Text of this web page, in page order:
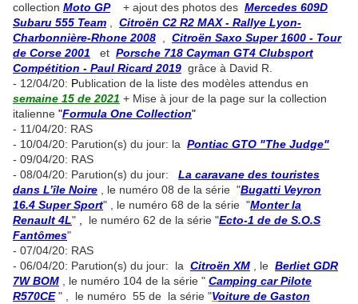
collection Moto GP+ ajout des photos des Mercedes 609D
Subaru 555 Team
Citroën C2 R2 MAX - Rallye Lyon-
Charbonnière-Rhone 2008
Citroën Saxo Super 1600 - Tour
de Corse 2001 et Porsche 718 Cayman GT4 Clubsport
Compétition - Paul Ricard 2019 grâce à David R.
- 12/04/20: Publication de la liste des modèles attendus en
semaine 15 de 2021 + Mise à jour de la page sur la collection
italienne "Formula One Collection"
- 11/04/20: RAS
- 10/04/20: Parution(s) du jour: la Pontiac GTO "The Judge"
- 09/04/20: RAS
- 08/04/20: Parution(s) du jour: La caravane des touristes
dans L’île Noire , le numéro 08 de la série "Bugatti Veyron
16.4 Super Sport" , le numéro 68 de la série "Monter la
Renault 4L" le numéro 62 de la série "Ecto-1 de de S.O.S
Fantômes"
- 07/04/20: RAS
- 06/04/20: Parution(s) du jour: la Citroën XM , le Berliet GDR
7W BOM , le numéro 104 de la série " Camping car Pilote
R570CE" , le numéro 55 de la série "Voiture de Gaston